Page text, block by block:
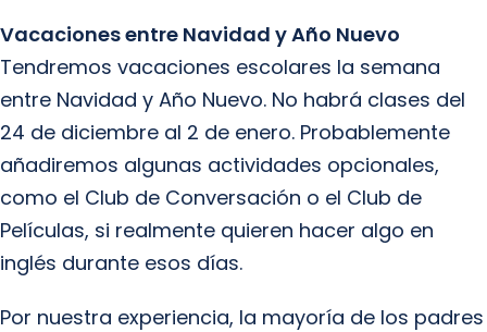
Vacaciones entre Navidad y Año Nuevo
Tendremos vacaciones escolares la semana
entre Navidad y Año Nuevo. No habrá clases del
24 de diciembre al 2 de enero. Probablemente
añadiremos algunas actividades opcionales,
como el Club de Conversación o el Club de
Películas, si realmente quieren hacer algo en
inglés durante esos días.
Por nuestra experiencia, la mayoría de los padres